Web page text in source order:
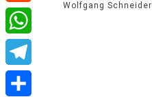
Wolfgang Schneider
Reddit
WhatsApp
Telegram